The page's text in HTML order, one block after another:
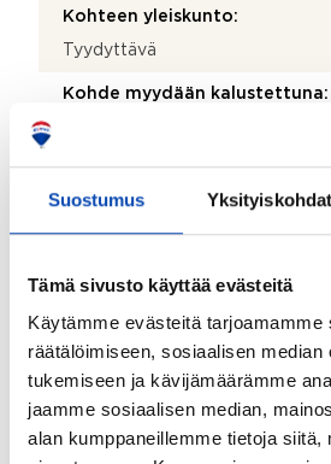
Suostumus Yksityiskohdat
Tämä sivusto käyttää evästeitä
Käytämme evästeitä tarjoamamme
räätälöimiseen, sosiaalisen median
tukemiseen ja kävijämäärämme
jaamme sosiaalisen median,
alan kumppaneillemme tietoja siitä,
Kohteen yleiskunto:
Tyydyttävä
Kohde myydään kalustettuna:
Taloyhtiö
Asunto Oy Kaivosrinne
Taloyhtiön Y-tunnus:
Kiinteistötunnus:
092-419-1-180